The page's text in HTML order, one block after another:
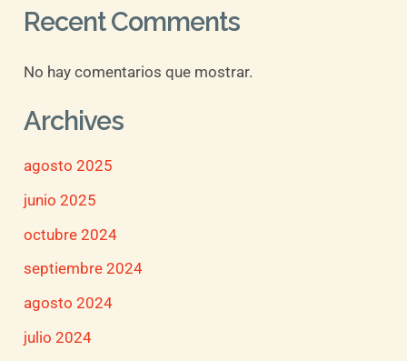
Recent Comments
No hay comentarios que mostrar.
Archives
agosto 2025
junio 2025
octubre 2024
septiembre 2024
agosto 2024
julio 2024